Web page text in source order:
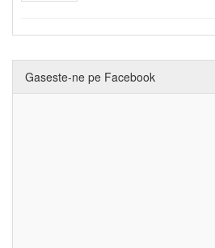
Gaseste-ne pe Facebook